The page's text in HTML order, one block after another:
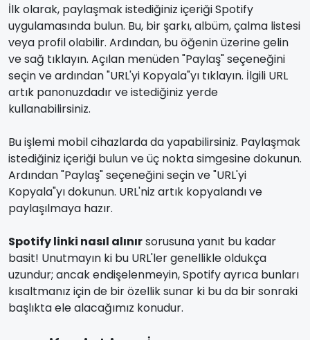
İlk olarak, paylaşmak istediğiniz içeriği Spotify
uygulamasında bulun. Bu, bir şarkı, albüm, çalma listesi
veya profil olabilir. Ardından, bu öğenin üzerine gelin
ve sağ tıklayın. Açılan menüden "Paylaş" seçeneğini
seçin ve ardından "URL'yi Kopyala"yı tıklayın. İlgili URL
artık panonuzdadır ve istediğiniz yerde
kullanabilirsiniz.
Bu işlemi mobil cihazlarda da yapabilirsiniz. Paylaşmak
istediğiniz içeriği bulun ve üç nokta simgesine dokunun.
Ardından "Paylaş" seçeneğini seçin ve "URL'yi
Kopyala"yı dokunun. URL'niz artık kopyalandı ve
paylaşılmaya hazır.
Spotify linki nasıl alınırsorusuna yanıt bu kadar
basit! Unutmayın ki bu URL'ler genellikle oldukça
uzundur; ancak endişelenmeyin, Spotify ayrıca bunları
kısaltmanız için de bir özellik sunar ki bu da bir sonraki
başlıkta ele alacağımız konudur.